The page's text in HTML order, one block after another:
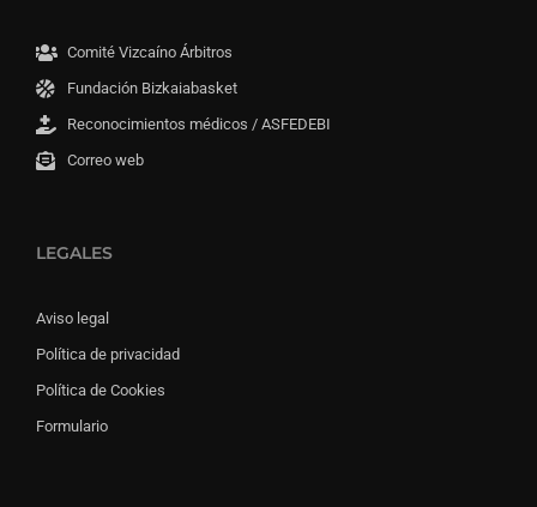
Comité Vizcaíno Árbitros
Fundación Bizkaiabasket
Reconocimientos médicos / ASFEDEBI
Correo web
LEGALES
Aviso legal
Política de privacidad
Política de Cookies
Formulario